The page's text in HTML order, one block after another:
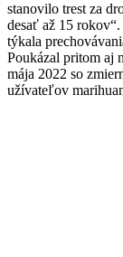
stanovilo trest za
desať až 15
týkala
Poukázal pritom aj
mája 2022 so
užívateľov